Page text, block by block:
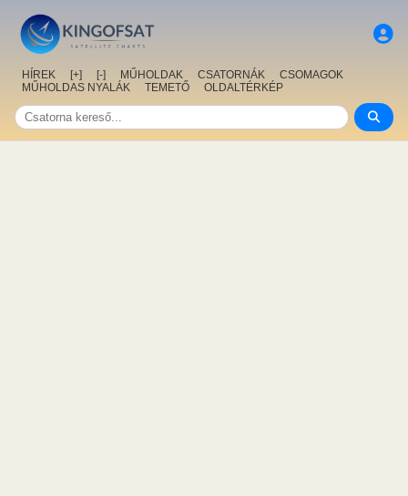
HÍREK [+] [-] MŰHOLDAK CSATORNÁK
CSOMAGOK
MŰHOLDAS NYALÁK
TEMETŐ OLDALTÉRKÉP